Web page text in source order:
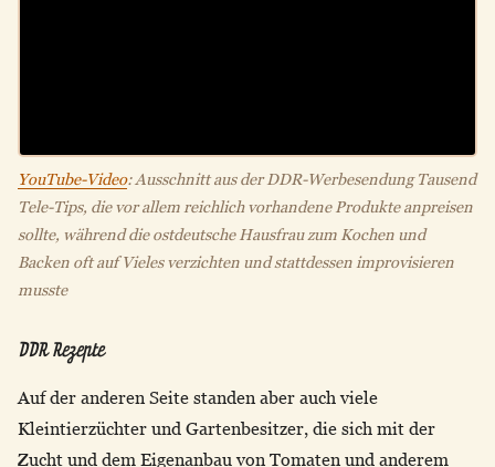
YouTube-Video: Ausschnitt aus der DDR-Werbesendung Tausend
Tele-Tips, die vor allem reichlich vorhandene Produkte anpreisen
sollte, während die ostdeutsche Hausfrau zum Kochen und
Backen oft auf Vieles verzichten und stattdessen improvisieren
musste
DDR Rezepte
Auf der anderen Seite standen aber auch viele
Kleintierzüchter und Gartenbesitzer, die sich mit der
Zucht und dem Eigenanbau von Tomaten und anderem